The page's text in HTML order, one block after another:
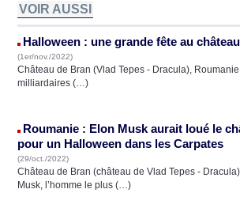
VOIR AUSSI
Halloween : une grande fête au
(1er/nov./2022)
Château de Bran (Vlad Tepes - Dracula),
milliardaires (…)
Roumanie : Elon Musk aurait loué le
pour un Halloween dans les Carpates
(29/oct./2022)
Château de Bran (château de Vlad Tepes -
Musk, l’homme le plus (…)